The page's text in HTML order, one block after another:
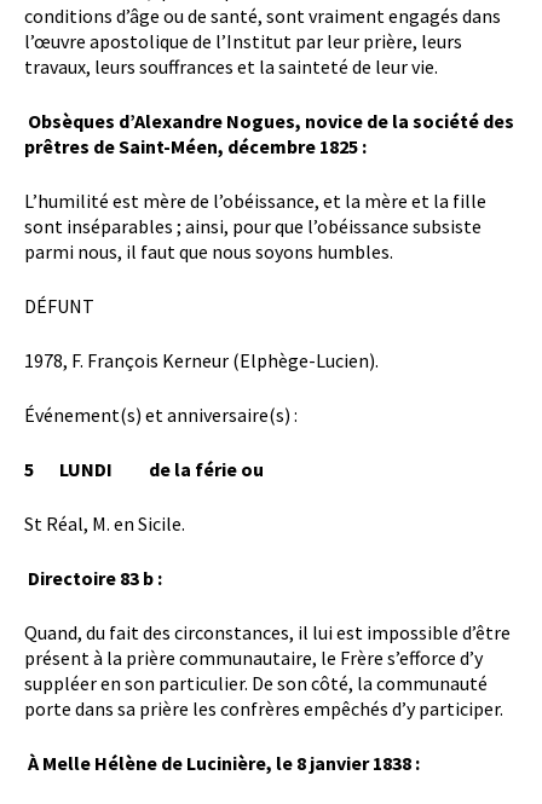
conditions d’âge ou de santé, sont vraiment engagés dans
l’œuvre apostolique de l’Institut par leur prière, leurs
travaux, leurs souffrances et la sainteté de leur vie.
Obsèques d’Alexandre Nogues, novice de la société des
prêtres de Saint-Méen, décembre 1825 :
L’humilité est mère de l’obéissance, et la mère et la fille
sont inséparables ; ainsi, pour que l’obéissance subsiste
parmi nous, il faut que nous soyons humbles.
DÉFUNT
1978, F. François Kerneur (Elphège-Lucien).
Événement(s) et anniversaire(s) :
5 LUNDI de la férie ou
St Réal, M. en Sicile.
Directoire 83 b :
Quand, du fait des circonstances, il lui est impossible d’être
présent à la prière communautaire, le Frère s’efforce d’y
suppléer en son particulier. De son côté, la communauté
porte dans sa prière les confrères empêchés d’y participer.
À Melle Hélène de Lucinière, le 8 janvier 1838 :